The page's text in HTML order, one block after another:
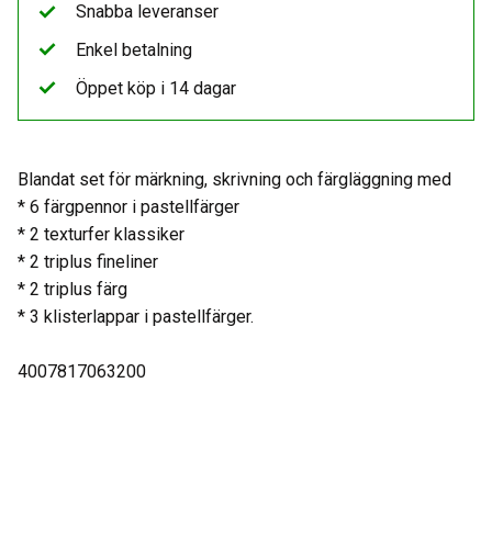
Blandat set för märkning, skrivning och färgläggning med
* 6 färgpennor i pastellfärger
* 2 texturfer klassiker
* 2 triplus fineliner
* 2 triplus färg
* 3 klisterlappar i pastellfärger.
4007817063200
Snabba leveranser
Enkel betalning
Öppet köp i 14 dagar